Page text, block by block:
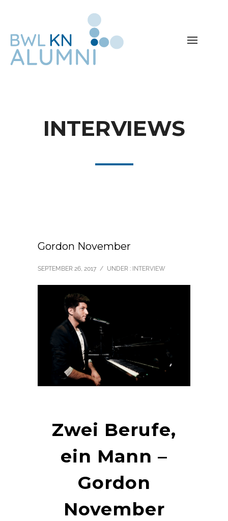
INTERVIEWS
Gordon November
SEPTEMBER 26, 2017 / UNDER : INTERVIEW
Zwei Berufe,
ein Mann –
Gordon
November